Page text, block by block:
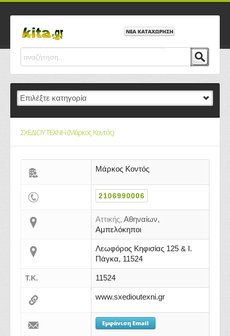
ΝΕΑ ΚΑΤΑΧΩΡΗΣΗ
ΣΧΕΔΙΟΥ ΤΕΧΝΗ (Μάρκος Κοντός)
Μάρκος Κοντός
2106990006
Αττικής, Αθηναίων,
Αμπελόκηποι
Λεωφόρος Κηφισίας 125 & Ι.
Πάγκα, 11524
Τ.Κ. 11524
www.sxedioutexni.gr
Εμφάνιση Email